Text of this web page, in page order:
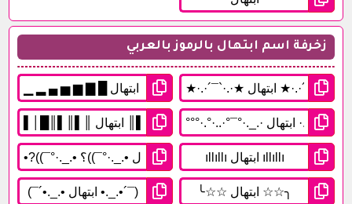
زخرفة اسم ابتهال بالرموز بالعربي